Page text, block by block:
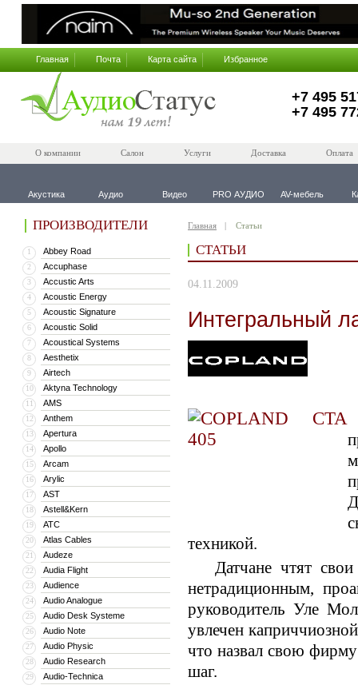
Главная Почта Карта сайта Избранное
+7 495
+7 495
О компании Салон Услуги Доставка Оплата
Акустика Аудио Видео PRO АУДИО AV-мебель
ПРОИЗВОДИТЕЛИ
1 Abbey Road
2 Accuphase
3 Accustic Arts
4 Acoustic Energy
5 Acoustic Signature
6 Acoustic Solid
7 Acoustical Systems
8 Aesthetix
9 Airtech
10 Aktyna Technology
11 AMS
12 Anthem
13 Apertura
14 Apollo
15 Arcam
16 Arylic
17 AST
18 Astell&Kern
19 ATC
20 Atlas Cables
21 Audeze
22 Audia Flight
23 Audience
24 Audio Analogue
25 Audio Desk Systeme
26 Audio Note
27 Audio Physic
28 Audio Research
29 Audio-Technica
Главная Статьи
СТАТЬИ
04.11.2009
Интегральный
техникой.
Датчане чтят свои
нетрадиционным,
руководитель Уле
увлечен
что назвал свою
шаг.